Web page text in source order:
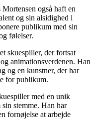
også haft en
og sin alsidighed i
publikum med sin
følelser.
skuespiller, der fortsat
animationsverdenen. Han
og en kunstner, der har
for publikum.
med en unik
stemme. Han har
fornøjelse at arbejde